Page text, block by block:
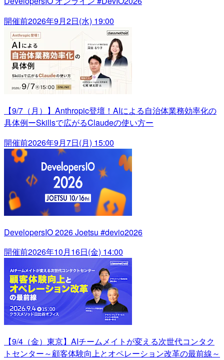
開催前2026年9月2日(水) 19:00
【9/7（月）】Anthropic登壇！AIによる自治体業務効率化の
具体例ーSkillsで広がるClaudeの使い方ー
開催前2026年9月7日(月) 15:00
DevelopersIO 2026 Joetsu #devio2026
開催前2026年10月16日(金) 14:00
【9/4（金）東京】AIチームメイトが変える次世代コンタク
トセンター～顧客体験向上とオペレーション改革の最前線～